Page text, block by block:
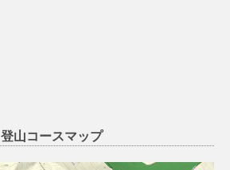
登山コースマップ